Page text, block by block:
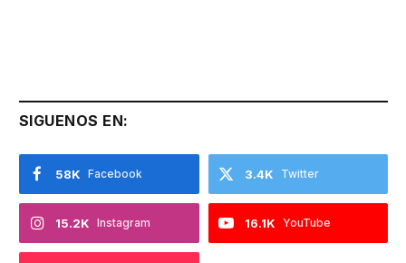
SIGUENOS EN:
Facebook
58K Twitter
3.4K
Instagram
15.2K YouTube
16.1K